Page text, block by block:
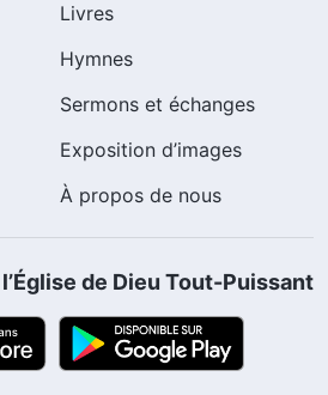
Livres
Hymnes
Sermons et échanges
Exposition d’images
À propos de nous
de Dieu Tout-Puissant